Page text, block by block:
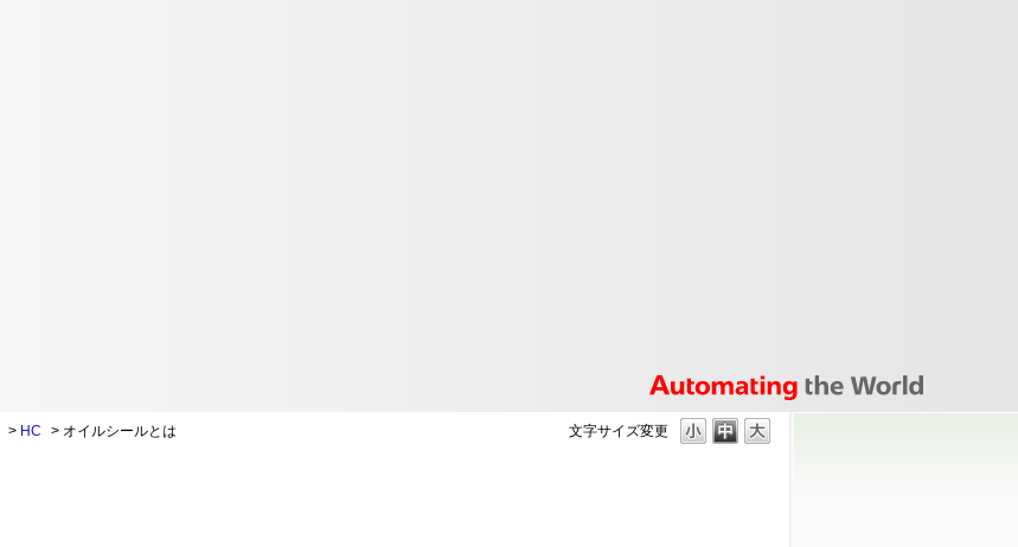
文字サイズ変更
> HC > オイルシールとは